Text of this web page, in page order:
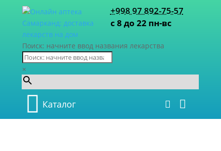
+998 97 892-75-57
с 8 до 22 пн-вс
Поиск: начните ввод названия лекарства
×
Каталог